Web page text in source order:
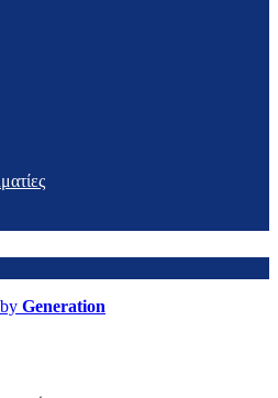
Generation